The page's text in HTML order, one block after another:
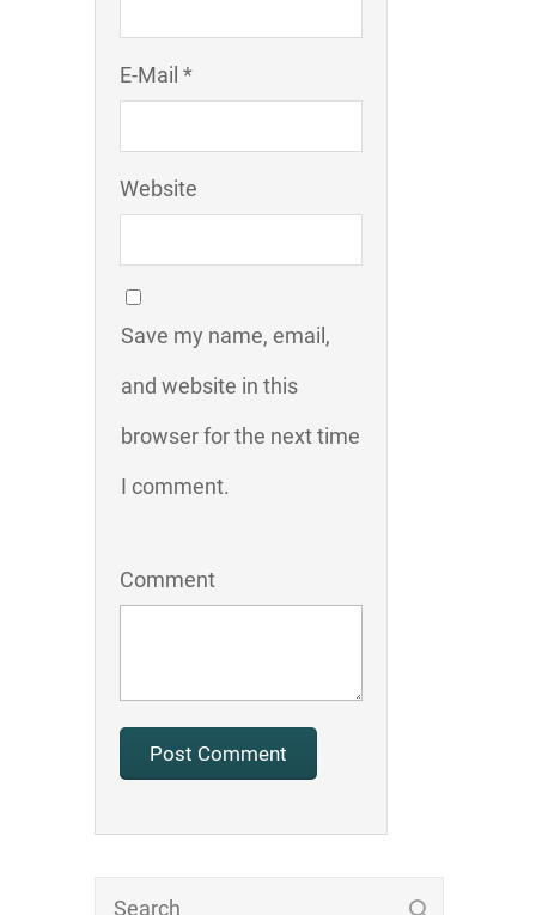
E-Mail *
Website
Save my name, email,
and website in this
browser for the next time
I comment.
Comment